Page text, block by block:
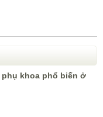
khoa phổ biến ở